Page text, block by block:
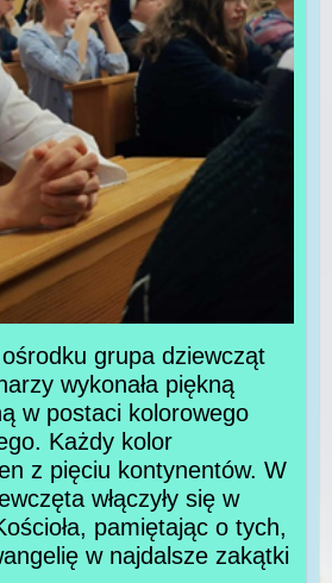
grupa dziewcząt
wykonała piękną
w postaci kolorowego
Każdy kolor
z pięciu kontynentów. W
włączyły się w
pamiętając o tych,
w najdalsze zakątki